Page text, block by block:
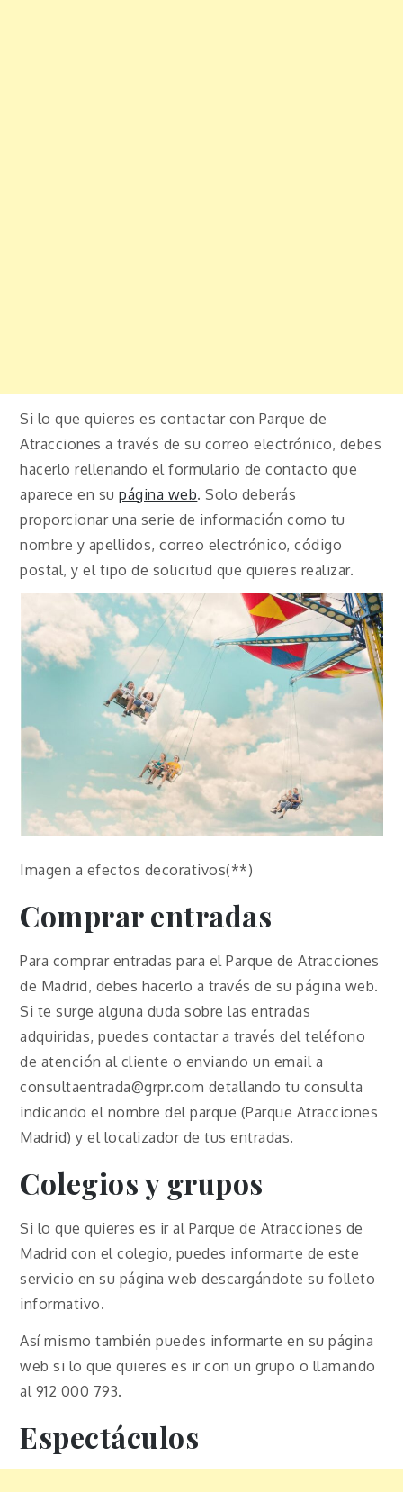
Si lo que quieres es contactar con Parque de
Atracciones a través de su correo electrónico, debes
hacerlo rellenando el formulario de contacto que
aparece en supágina web. Solo deberás
proporcionar una serie de información como tu
nombre y apellidos, correo electrónico, código
postal, y el tipo de solicitud que quieres realizar.
Imagen a efectos decorativos(**)
Comprar entradas
Para comprar entradas para el Parque de Atracciones
de Madrid, debes hacerlo a través de su página web.
Si te surge alguna duda sobre las entradas
adquiridas, puedes contactar a través del teléfono
de atención al cliente o enviando un email a
consultaentrada@grpr.com detallando tu consulta
indicando el nombre del parque (Parque Atracciones
Madrid) y el localizador de tus entradas.
Colegios y grupos
Si lo que quieres es ir al Parque de Atracciones de
Madrid con el colegio, puedes informarte de este
servicio en su página web descargándote su folleto
informativo.
Así mismo también puedes informarte en su página
web si lo que quieres es ir con un grupo o llamando
al 912 000 793.
Espectáculos